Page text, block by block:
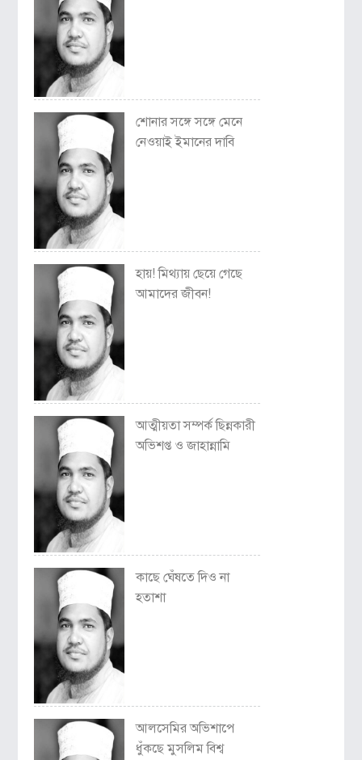
শোনার সঙ্গে সঙ্গে মেনে
নেওয়াই ইমানের দাবি
হায়! মিথ্যায় ছেয়ে গেছে
আমাদের জীবন!
আত্মীয়তা সম্পর্ক ছিন্নকারী
অভিশপ্ত ও জাহান্নামি
কাছে ঘেঁষতে দিও না
হতাশা
আলসেমির অভিশাপে
ধুঁকছে মুসলিম বিশ্ব